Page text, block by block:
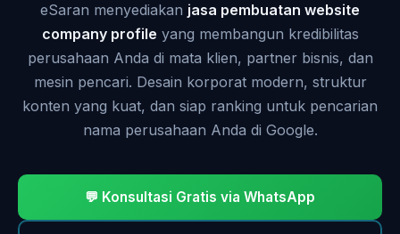
eSaran menyediakan jasa pembuatan website
company profile yang membangun kredibilitas
perusahaan Anda di mata klien, partner bisnis, dan
mesin pencari. Desain korporat modern, struktur
konten yang kuat, dan siap ranking untuk pencarian
nama perusahaan Anda di Google.
💬 Konsultasi Gratis via WhatsApp